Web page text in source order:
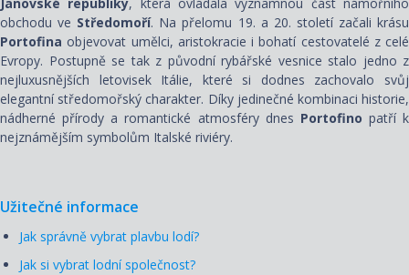
obchodu ve Středomoří. Na přelomu 19. a 20. století začali krásu
Portofina objevovat umělci, aristokracie i bohatí cestovatelé z celé
Evropy. Postupně se tak z původní rybářské vesnice stalo jedno z
nejluxusnějších letovisek Itálie, které si dodnes zachovalo svůj
elegantní středomořský charakter. Díky jedinečné kombinaci historie,
nádherné přírody a romantické atmosféry dnes Portofino patří k
nejznámějším symbolům Italské riviéry.
Užitečné informace
Jak správně vybrat plavbu lodí?
Jak si vybrat lodní společnost?